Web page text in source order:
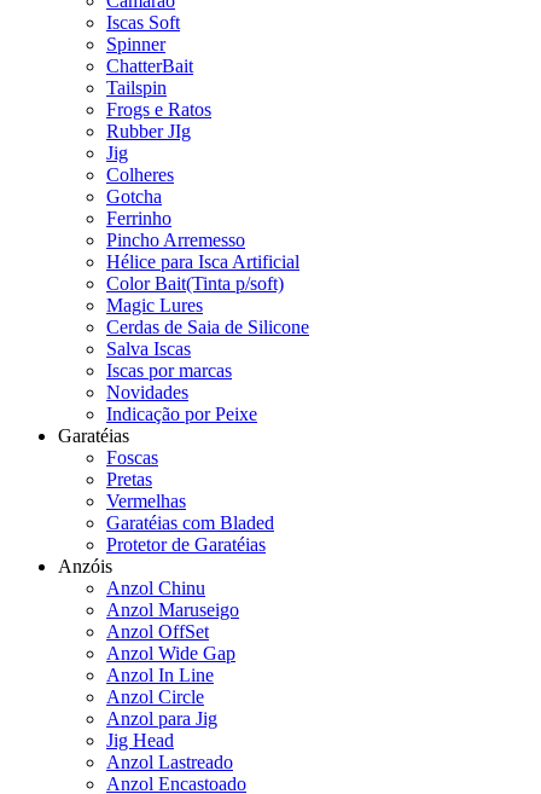
Iscas Soft
Spinner
ChatterBait
Tailspin
Frogs e Ratos
Rubber JIg
Jig
Colheres
Gotcha
Ferrinho
Pincho Arremesso
Hélice para Isca Artificial
Color Bait(Tinta p/soft)
Magic Lures
Cerdas de Saia de Silicone
Salva Iscas
Iscas por marcas
Novidades
Indicação por Peixe
Garatéias
Foscas
Pretas
Vermelhas
Garatéias com Bladed
Protetor de Garatéias
Anzóis
Anzol Chinu
Anzol Maruseigo
Anzol OffSet
Anzol Wide Gap
Anzol In Line
Anzol Circle
Anzol para Jig
Jig Head
Anzol Lastreado
Anzol Encastoado